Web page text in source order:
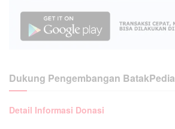
Dukung Pengembangan BatakPedia
Detail Informasi Donasi